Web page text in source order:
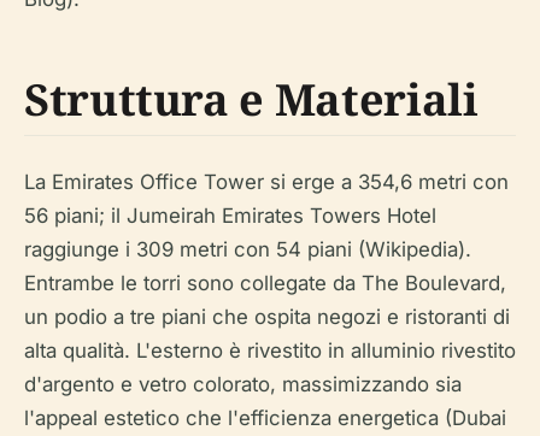
Struttura e Materiali
La Emirates Office Tower si erge a 354,6 metri con
56 piani; il Jumeirah Emirates Towers Hotel
raggiunge i 309 metri con 54 piani (Wikipedia).
Entrambe le torri sono collegate da The Boulevard,
un podio a tre piani che ospita negozi e ristoranti di
alta qualità. L'esterno è rivestito in alluminio rivestito
d'argento e vetro colorato, massimizzando sia
l'appeal estetico che l'efficienza energetica (Dubai